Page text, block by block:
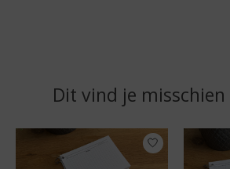
Dit vind je
Items van productcarrousel